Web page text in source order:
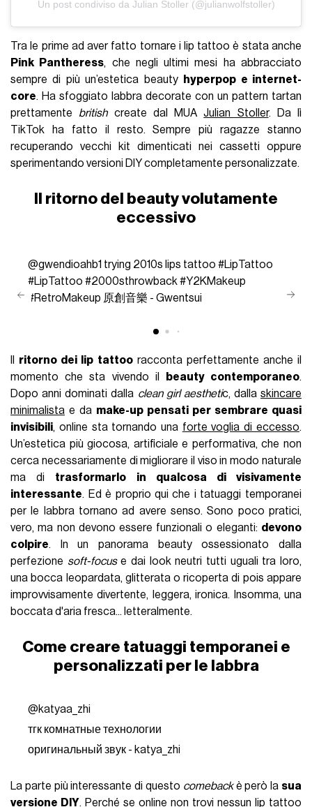
Un post condiviso da Julian Stoller (@julianwolfstoller)
Tra le prime ad aver fatto tornare i lip tattoo è stata anche
Pink Pantheress, che negli ultimi mesi ha abbracciato
sempre di più un’estetica beauty
hyperpop e internet-
core. Ha sfoggiato labbra decorate con un pattern tartan
prettamente british create dal MUAJulian Stoller. Da lì
TikTok ha fatto il resto. Sempre più ragazze stanno
recuperando vecchi kit dimenticati nei cassetti oppure
sperimentando versioni DIY completamente personalizzate.
Il ritorno del beauty volutamente
eccessivo
@gwendioahb1 trying 2010s lips tattoo #LipTattoo
#LipTattoo #2000sthrowback #Y2KMakeup
#RetroMakeup 原創音樂 - Gwentsui
ritorno dei lip tattooracconta perfettamente anche il
momento che sta vivendo il
beauty contemporaneo.
Dopo anni dominati dalla clean girl aesthetic, dalla skincare
minimalista e da make-up pensati per sembrare quasi
invisibili, online sta tornando una forte voglia di eccesso.
Un’estetica più giocosa, artificiale e performativa, che non
cerca necessariamente di migliorare il viso in modo naturale
ma di trasformarlo in qualcosa di visivamente
interessante. Ed è proprio qui che i tatuaggi temporanei
per le labbra tornano ad avere senso. Sono poco pratici,
vero, ma non devono essere funzionali o eleganti: devono
colpire. In un panorama beauty ossessionato dalla
perfezione soft-focuse dai look neutri tutti uguali tra loro,
una bocca leopardata, glitterata o ricoperta di pois appare
improvvisamente divertente, leggera, ironica. Insomma, una
boccata d'aria fresca... letteralmente.
Come creare tatuaggi temporanei e
personalizzati per le labbra
@katyaa_zhi
тгк комнатные технологии
оригинальный звук - katya_zhi
La parte più interessante di questo comebackè però la sua
versione DIY. Perché se online non trovi nessun lip tattoo